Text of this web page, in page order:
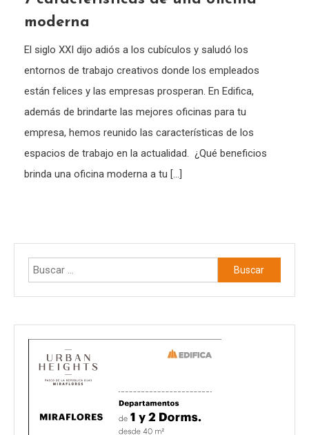
moderna
El siglo XXI dijo adiós a los cubículos y saludó los
entornos de trabajo creativos donde los empleados
están felices y las empresas prosperan. En Edifica,
además de brindarte las mejores oficinas para tu
empresa, hemos reunido las características de los
espacios de trabajo en la actualidad. ¿Qué beneficios
brinda una oficina moderna a tu […]
Buscar: